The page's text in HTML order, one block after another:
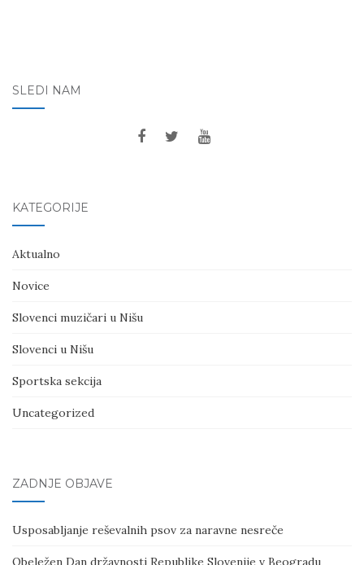
SLEDI NAM
KATEGORIJE
Aktualno
Novice
Slovenci muzičari u Nišu
Slovenci u Nišu
Sportska sekcija
Uncategorized
ZADNJE OBJAVE
Usposabljanje reševalnih psov za naravne nesreče
Obeležen Dan državnosti Republike Slovenije v Beogradu